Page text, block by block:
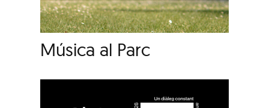
Música al Parc